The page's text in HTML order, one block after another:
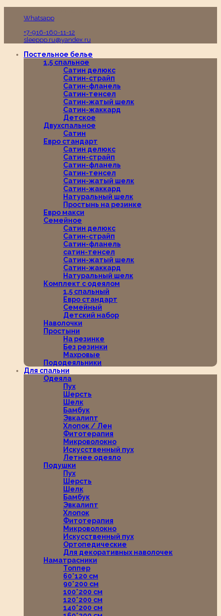
Whatsapp
+7-916-160-11-12
sleeppp.ru@yandex.ru
Постельное белье
1,5 спальное
Сатин делюкс
Сатин-страйп
Сатин-фланель
Сатин-тенсел
Сатин-жатый шелк
Сатин-жаккард
Детское
Двухспальное
Сатин
Евро стандарт
Сатин делюкс
Сатин-страйп
Сатин-фланель
Сатин-тенсел
Сатин-жатый шелк
Сатин-жаккард
Натуральный шелк
Простынь на резинке
Евро макси
Семейное
Сатин делюкс
Сатин-страйп
Сатин-фланель
сатин-тенсел
Сатин-жатый шелк
Сатин-жаккард
Натуральный шелк
Комплект с одеялом
1,5 спальный
Евро стандарт
Семейный
Детский набор
Наволочки
Простыни
На резинке
Без резинки
Махровые
Пододеяльники
Для спальни
Одеяла
Пух
Шерсть
Шелк
Бамбук
Эвкалипт
Хлопок / Лен
Фитотерапия
Микроволокно
Искусственный пух
Летнее одеяло
Подушки
Пух
Шерсть
Шелк
Бамбук
Эвкалипт
Хлопок
Фитотерапия
Микроволокно
Искусственный пух
Ортопедические
Для декоративных наволочек
Наматрасники
Топпер
60*120 см
90*200 см
100*200 см
120*200 см
140*200 см